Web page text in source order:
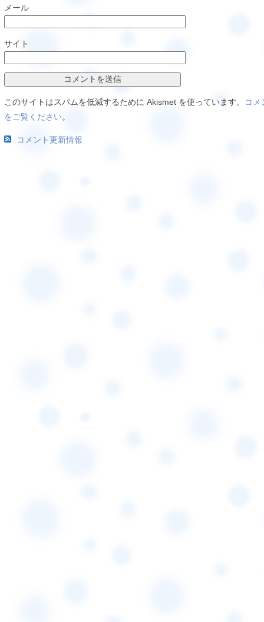
メール
サイト
このサイトはスパムを低減するために Akismet を使っています。
コメ
をご覧ください。
コメント更新情報